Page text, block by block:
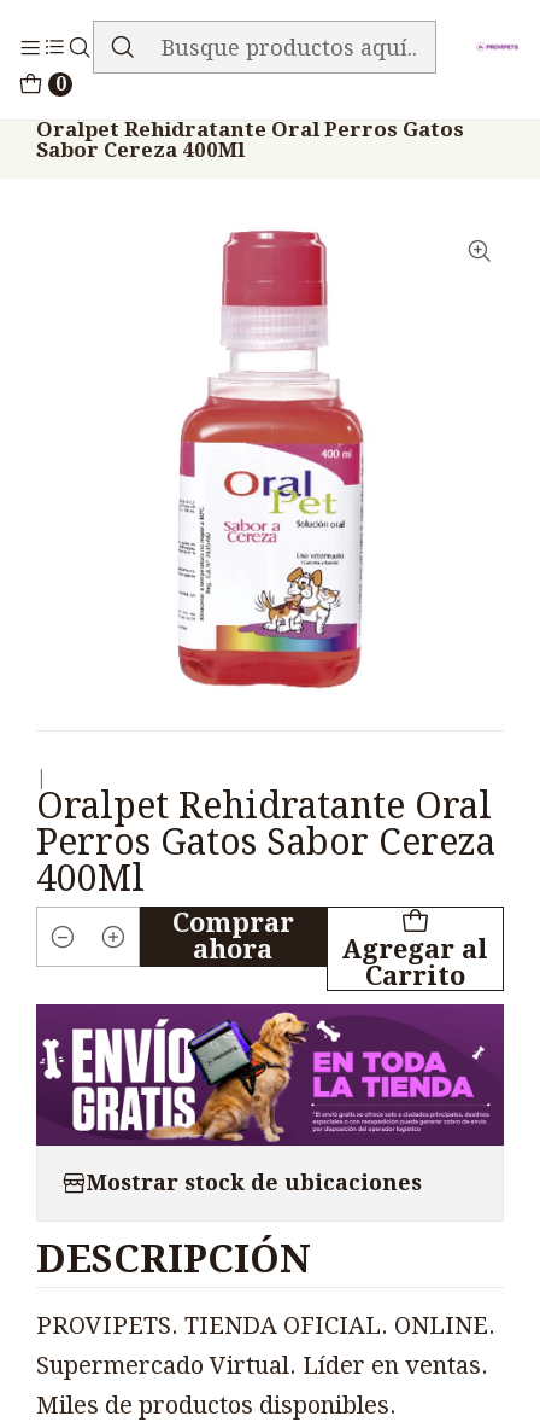
0
ENVIO GRATIS EN TODA LA TIENDA
Oralpet Rehidratante Oral Perros Gatos
Sabor Cereza 400Ml
Oralpet Rehidratante Oral
Perros Gatos Sabor Cereza
400Ml
Cantidad
Agregar al
Carrito
Comprar
ahora
Mostrar stock de ubicaciones
DESCRIPCIÓN
PROVIPETS. TIENDA OFICIAL. ONLINE.
Supermercado Virtual. Líder en ventas.
Miles de productos disponibles.